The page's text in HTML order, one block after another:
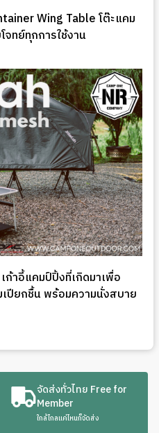
Wing Table โต๊ะแคม
จทย์ทุกการใช้งาน
ก้าอี้แคมป์ปิ้งที่เกิดมาเพื่อ
ปียกชื้น พร้อมความนั่งสบาย
จัดส่งทั่วไทย Free for
Member
ใกล้ไกลแค่ไหนก็จัดส่ง